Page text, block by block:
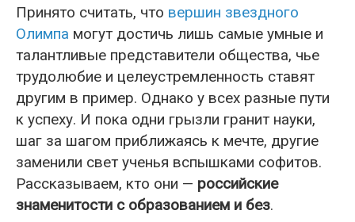
Принято считать, что вершин звездного
Олимпа могут достичь лишь самые умные и
талантливые представители общества, чье
трудолюбие и целеустремленность ставят
другим в пример. Однако у всех разные пути
к успеху. И пока одни грызли гранит науки,
шаг за шагом приближаясь к мечте, другие
заменили свет ученья вспышками софитов.
Рассказываем, кто они — российские
знаменитости с образованием и без.